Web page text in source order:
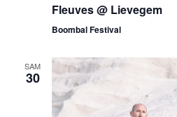
Fleuves @ Lievegem
Boombal Festival
SAM
30